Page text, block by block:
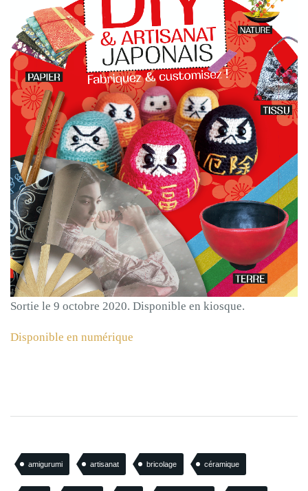
Sortie le 9 octobre 2020. Disponible en kiosque.
Disponible en numérique
amigurumi artisanat bricolage céramique